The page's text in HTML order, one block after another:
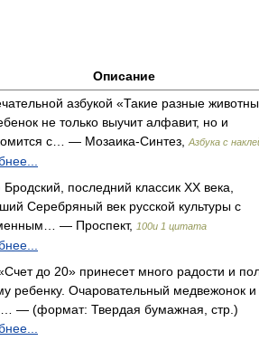
Описание
азбукой «Такие разные
не только выучит алфавит, но и
с… — Мозаика-Синтез,
Азбука с
последний классик ХХ века,
Серебряный век русской культуры с
— Проспект, 100и 1 цитата
до 20» принесет много радости и
ребенку. Очаровательный медвежонок и
— (формат: Твердая бумажная, стр.)